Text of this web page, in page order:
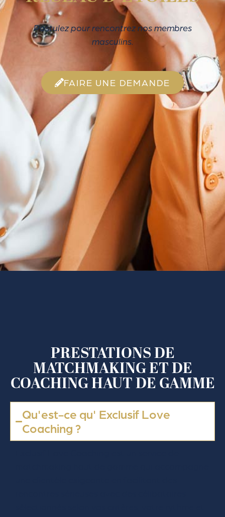
Postulez pour rencontrez nos membres
masculins.
FAIRE UNE DEMANDE
PRESTATIONS DE
MATCHMAKING ET DE
COACHING HAUT DE GAMME
Qu'est-ce qu' Exclusif Love
Coaching ?